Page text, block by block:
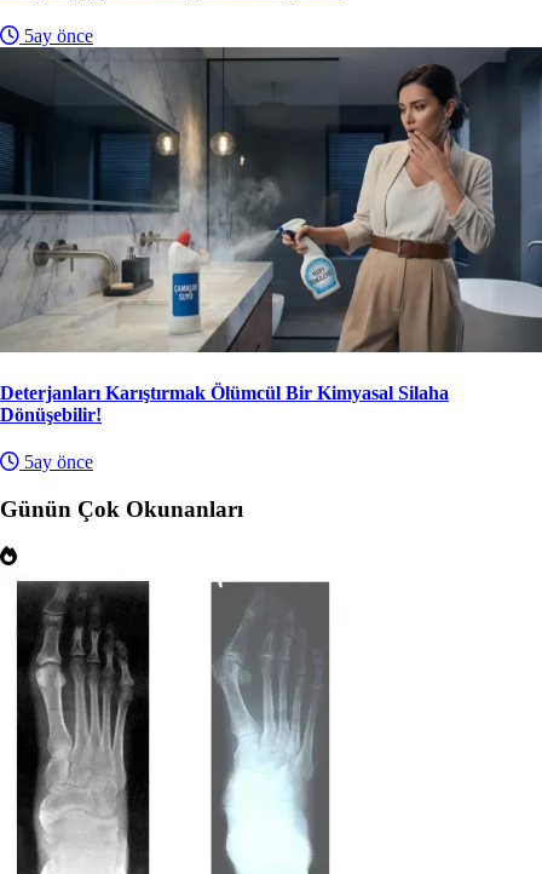
5ay önce
Deterjanları Karıştırmak Ölümcül Bir Kimyasal Silaha
Dönüşebilir!
5ay önce
Günün Çok Okunanları